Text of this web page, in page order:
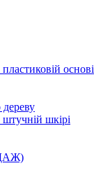
основі
шкірі